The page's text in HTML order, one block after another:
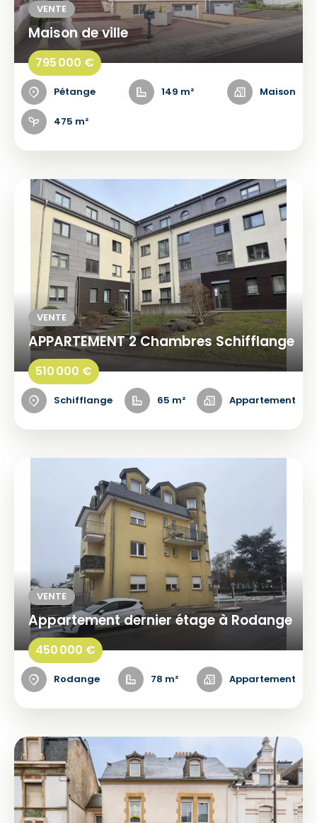
VENTE
Maison de ville
795 000 €
Pétange 149 m² Maison
475 m²
VENTE
APPARTEMENT 2 Chambres Schifflange
510 000 €
Schifflange 65 m² Appartement
VENTE
Appartement dernier étage à Rodange
450 000 €
Rodange 78 m² Appartement